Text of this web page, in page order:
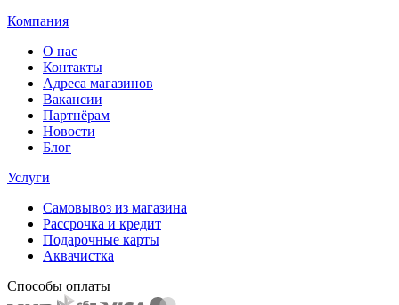
Компания
О нас
Контакты
Адреса магазинов
Вакансии
Партнёрам
Новости
Блог
Услуги
Самовывоз из магазина
Рассрочка и кредит
Подарочные карты
Аквачистка
Способы оплаты